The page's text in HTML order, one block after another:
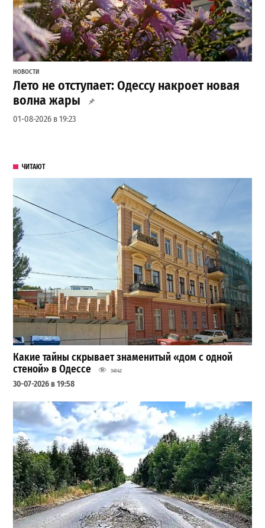
НОВОСТИ
Лето не отступает: Одессу накроет новая
волна жары
01-08-2026 в 19:23
ЧИТАЮТ
Какие тайны скрывает знаменитый «дом с одной
стеной» в Одессе
34142
30-07-2026 в 19:58